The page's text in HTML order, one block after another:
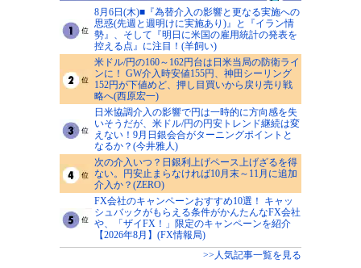
8月6日(木)■『為替介入の影響と更なる実施への
思惑(先週と週明けに実施あり)』と『イラン情
勢』、そして『明日に米国の雇用統計の発表を
控える点』に注目！(羊飼い)
米ドル/円の160～162円台は日米当局の防衛ライ
ンに！ GW介入時安値155円、神田シーリング
152円が下値めど、押し目買いから戻り売り戦
略へ(西原宏一)
日米協調介入の影響で円は一時的に方向感を失
いそうだが、米ドル/円の円安トレンド継続は変
えない！9月日銀会合がターニングポイントと
なるか？(今井雅人)
次の介入いつ？日銀利上げペース上げざるを得
ない。円安止まらなければ10月末～11月に追加
介入か？(ZERO)
FX会社のキャンペーンおすすめ10選！ キャッ
シュバックがもらえる条件がかんたんなFX会社
や、「ザイFX！」限定のキャンペーンを紹介
【2026年8月】(FX情報局)
>>人気記事一覧を見る